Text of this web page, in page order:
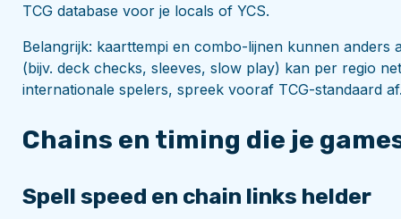
TCG database voor je locals of YCS.
Belangrijk: kaarttempi en combo-lijnen kunnen
(bijv. deck checks, sleeves, slow play) kan per regio
internationale spelers, spreek vooraf TCG-standaard
Chains en timing die je
Spell speed en chain links helder